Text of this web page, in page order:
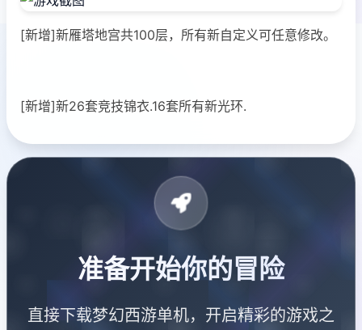
[新增]新雁塔地宫共100层，所有新自定义可任意修改。
[新增]新26套竞技锦衣.16套所有新光环.
准备开始你的冒险
直接下载梦幻西游单机，开启精彩的游戏之